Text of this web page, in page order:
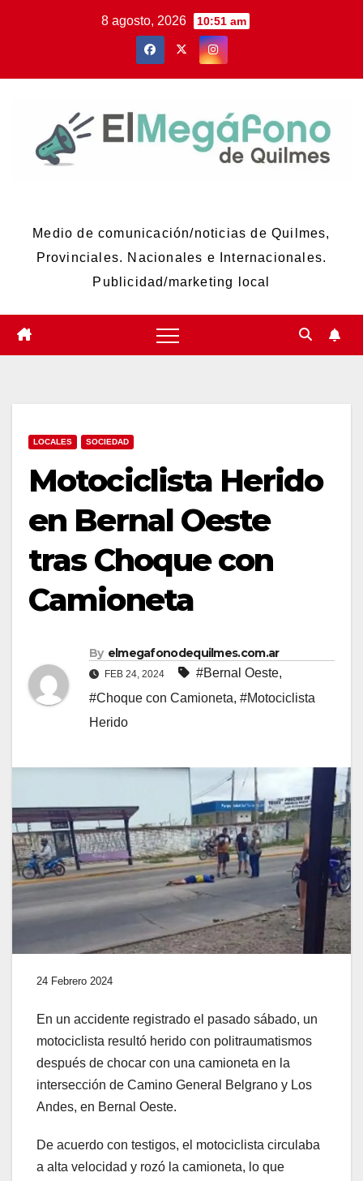
8 agosto, 2026 10:51 am
Medio de comunicación/noticias de Quilmes,
Provinciales. Nacionales e Internacionales.
Publicidad/marketing local
LOCALES SOCIEDAD
Motociclista Herido
en Bernal Oeste
tras Choque con
Camioneta
By elmegafonodequilmes.com.ar
FEB 24, 2024 #Bernal Oeste,
#Choque con Camioneta, #Motociclista
Herido
24 Febrero 2024
En un accidente registrado el pasado sábado, un
motociclista resultó herido con politraumatismos
después de chocar con una camioneta en la
intersección de Camino General Belgrano y Los
Andes, en Bernal Oeste.
De acuerdo con testigos, el motociclista circulaba
a alta velocidad y rozó la camioneta, lo que